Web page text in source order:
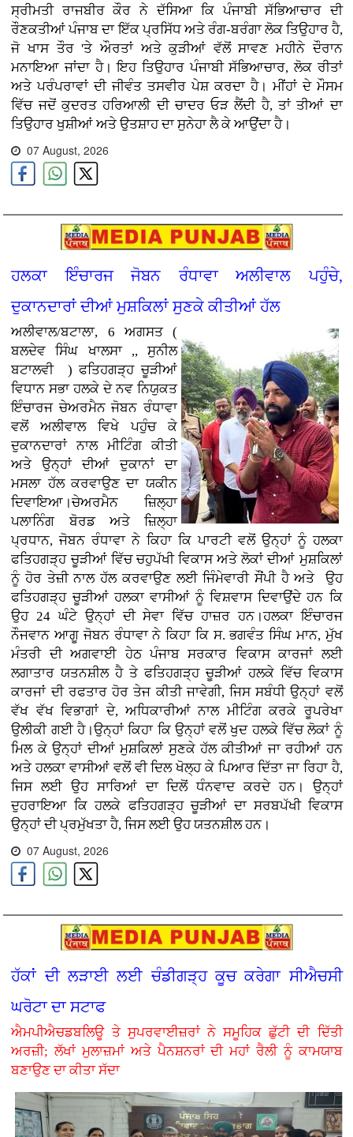
ਸ੍ਰੀਮਤੀ ਰਾਜਬੀਰ ਕੌਰ ਨੇ ਦੱਸਿਆ ਕਿ ਪੰਜਾਬੀ ਸੱਭਿਆਚਾਰ ਦੀ
ਰੌਣਕਤੀਆਂ ਪੰਜਾਬ ਦਾ ਇੱਕ ਪ੍ਰਸਿੱਧ ਅਤੇ ਰੰਗ-ਬਰੰਗਾ ਲੋਕ ਤਿਉਹਾਰ ਹੈ,
ਜੋ ਖਾਸ ਤੌਰ 'ਤੇ ਔਰਤਾਂ ਅਤੇ ਕੁੜੀਆਂ ਵੱਲੋਂ ਸਾਵਣ ਮਹੀਨੇ ਦੌਰਾਨ
ਮਨਾਇਆ ਜਾਂਦਾ ਹੈ। ਇਹ ਤਿਉਹਾਰ ਪੰਜਾਬੀ ਸੱਭਿਆਚਾਰ, ਲੋਕ ਰੀਤਾਂ
ਅਤੇ ਪਰੰਪਰਾਵਾਂ ਦੀ ਜੀਵੰਤ ਤਸਵੀਰ ਪੇਸ਼ ਕਰਦਾ ਹੈ। ਮੀਂਹਾਂ ਦੇ ਮੌਸਮ
ਵਿੱਚ ਜਦੋਂ ਕੁਦਰਤ ਹਰਿਆਲੀ ਦੀ ਚਾਦਰ ਓੜ ਲੈਂਦੀ ਹੈ, ਤਾਂ ਤੀਆਂ ਦਾ
ਤਿਉਹਾਰ ਖੁਸ਼ੀਆਂ ਅਤੇ ਉਤਸ਼ਾਹ ਦਾ ਸੁਨੇਹਾ ਲੈ ਕੇ ਆਉਂਦਾ ਹੈ।
07 August, 2026
ਹਲਕਾ ਇੰਚਾਰਜ ਜੋਬਨ ਰੰਧਾਵਾ ਅਲੀਵਾਲ ਪਹੁੰਚੇ,
ਦੁਕਾਨਦਾਰਾਂ ਦੀਆਂ ਮੁਸ਼ਕਿਲਾਂ ਸੁਣਕੇ ਕੀਤੀਆਂ ਹੱਲ
ਅਲੀਵਾਲ/ਬਟਾਲਾ, 6 ਅਗਸਤ (
ਬਲਦੇਵ ਸਿੰਘ ਖਾਲਸਾ ,, ਸੁਨੀਲ
ਬਟਾਲਵੀ ) ਫਤਿਹਗੜ੍ਹ ਚੂੜੀਆਂ
ਵਿਧਾਨ ਸਭਾ ਹਲਕੇ ਦੇ ਨਵ ਨਿਯੁਕਤ
ਇੰਚਾਰਜ ਚੇਅਰਮੈਨ ਜੋਬਨ ਰੰਧਾਵਾ
ਵਲੋਂ ਅਲੀਵਾਲ ਵਿਖੇ ਪਹੁੰਚ ਕੇ
ਦੁਕਾਨਦਾਰਾਂ ਨਾਲ ਮੀਟਿੰਗ ਕੀਤੀ
ਅਤੇ ਉਨ੍ਹਾਂ ਦੀਆਂ ਦੁਕਾਨਾਂ ਦਾ
ਮਸਲਾ ਹੱਲ ਕਰਵਾਉਣ ਦਾ ਯਕੀਨ
ਦਿਵਾਇਆ।ਚੇਅਰਮੈਨ ਜ਼ਿਲ੍ਹਾ
ਪਲਾਨਿੰਗ ਬੋਰਡ ਅਤੇ ਜ਼ਿਲ੍ਹਾ
ਪ੍ਰਧਾਨ, ਜੋਬਨ ਰੰਧਾਵਾ ਨੇ ਕਿਹਾ ਕਿ ਪਾਰਟੀ ਵਲੋਂ ਉਨ੍ਹਾਂ ਨੂੰ ਹਲਕਾ
ਫਤਿਹਗੜ੍ਹ ਚੂੜੀਆਂ ਵਿੱਚ ਚਹੁਪੱਖੀ ਵਿਕਾਸ ਅਤੇ ਲੋਕਾਂ ਦੀਆਂ ਮੁਸ਼ਕਿਲਾਂ
ਨੂੰ ਹੋਰ ਤੇਜ਼ੀ ਨਾਲ ਹੱਲ ਕਰਵਾਉਣ ਲਈ ਜਿੰਮੇਵਾਰੀ ਸੌਂਪੀ ਹੈ ਅਤੇ ਉਹ
ਫਤਿਹਗੜ੍ਹ ਚੂੜੀਆਂ ਹਲਕਾ ਵਾਸੀਆਂ ਨੂੰ ਵਿਸ਼ਵਾਸ ਦਿਵਾਉਂਦੇ ਹਨ ਕਿ
ਉਹ 24 ਘੰਟੇ ਉਨ੍ਹਾਂ ਦੀ ਸੇਵਾ ਵਿੱਚ ਹਾਜ਼ਰ ਹਨ।ਹਲਕਾ ਇੰਚਾਰਜ
ਨੌਜਵਾਨ ਆਗੂ ਜੋਬਨ ਰੰਧਾਵਾ ਨੇ ਕਿਹਾ ਕਿ ਸ. ਭਗਵੰਤ ਸਿੰਘ ਮਾਨ, ਮੁੱਖ
ਮੰਤਰੀ ਦੀ ਅਗਵਾਈ ਹੇਠ ਪੰਜਾਬ ਸਰਕਾਰ ਵਿਕਾਸ ਕਾਰਜਾਂ ਲਈ
ਲਗਾਤਾਰ ਯਤਨਸ਼ੀਲ ਹੈ ਤੇ ਫਤਿਹਗੜ੍ਹ ਚੂੜੀਆਂ ਹਲਕੇ ਵਿੱਚ ਵਿਕਾਸ
ਕਾਰਜਾਂ ਦੀ ਰਫਤਾਰ ਹੋਰ ਤੇਜ ਕੀਤੀ ਜਾਵੇਗੀ, ਜਿਸ ਸਬੰਧੀ ਉਨ੍ਹਾਂ ਵਲੋਂ
ਵੱਖ ਵੱਖ ਵਿਭਾਗਾਂ ਦੇ, ਅਧਿਕਾਰੀਆਂ ਨਾਲ ਮੀਟਿੰਗ ਕਰਕੇ ਰੂਪਰੇਖਾ
ਉਲੀਕੀ ਗਈ ਹੈ।ਉਨ੍ਹਾਂ ਕਿਹਾ ਕਿ ਉਨ੍ਹਾਂ ਵਲੋਂ ਖੁਦ ਹਲਕੇ ਵਿੱਚ ਲੋਕਾਂ ਨੂੰ
ਮਿਲ ਕੇ ਉਨ੍ਹਾਂ ਦੀਆਂ ਮੁਸ਼ਕਿਲਾਂ ਸੁਣਕੇ ਹੱਲ ਕੀਤੀਆਂ ਜਾ ਰਹੀਆਂ ਹਨ
ਅਤੇ ਹਲਕਾ ਵਾਸੀਆਂ ਵਲੋਂ ਵੀ ਦਿਲ ਖੋਲ੍ਹ ਕੇ ਪਿਆਰ ਦਿੱਤਾ ਜਾ ਰਿਹਾ ਹੈ,
ਜਿਸ ਲਈ ਉਹ ਸਾਰਿਆਂ ਦਾ ਦਿਲੋਂ ਧੰਨਵਾਦ ਕਰਦੇ ਹਨ। ਉਨ੍ਹਾਂ
ਦੁਹਰਾਇਆ ਕਿ ਹਲਕੇ ਫਤਿਹਗੜ੍ਹ ਚੂੜੀਆਂ ਦਾ ਸਰਬਪੱਖੀ ਵਿਕਾਸ
ਉਨ੍ਹਾਂ ਦੀ ਪ੍ਰਮੁੱਖਤਾ ਹੈ, ਜਿਸ ਲਈ ਉਹ ਯਤਨਸ਼ੀਲ ਹਨ।
07 August, 2026
ਹੱਕਾਂ ਦੀ ਲੜਾਈ ਲਈ ਚੰਡੀਗੜ੍ਹ ਕੂਚ ਕਰੇਗਾ ਸੀਐਚਸੀ
ਘਰੋਟਾ ਦਾ ਸਟਾਫ
ਐਮਪੀਐਚਡਬਲਿਊ ਤੇ ਸੁਪਰਵਾਈਜ਼ਰਾਂ ਨੇ ਸਮੂਹਿਕ ਛੁੱਟੀ ਦੀ ਦਿੱਤੀ
ਅਰਜ਼ੀ; ਲੱਖਾਂ ਮੁਲਾਜ਼ਮਾਂ ਅਤੇ ਪੈਨਸ਼ਨਰਾਂ ਦੀ ਮਹਾਂ ਰੈਲੀ ਨੂੰ ਕਾਮਯਾਬ
ਬਣਾਉਣ ਦਾ ਕੀਤਾ ਸੱਦਾ